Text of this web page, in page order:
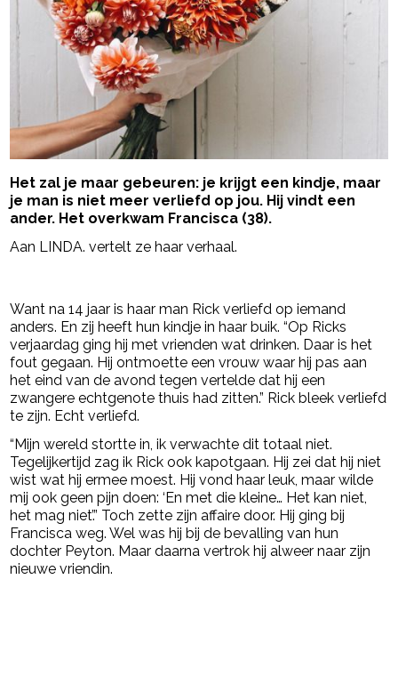
Het zal je maar gebeuren: je krijgt een kindje, maar
je man is niet meer verliefd op jou. Hij vindt een
ander. Het overkwam Francisca (38).
Aan LINDA. vertelt ze haar verhaal.
Want na 14 jaar is haar man Rick verliefd op iemand
anders. En zij heeft hun kindje in haar buik. “Op Ricks
verjaardag ging hij met vrienden wat drinken. Daar is het
fout gegaan. Hij ontmoette een vrouw waar hij pas aan
het eind van de avond tegen vertelde dat hij een
zwangere echtgenote thuis had zitten.” Rick bleek verliefd
te zijn. Echt verliefd.
“Mijn wereld stortte in, ik verwachte dit totaal niet.
Tegelijkertijd zag ik Rick ook kapotgaan. Hij zei dat hij niet
wist wat hij ermee moest. Hij vond haar leuk, maar wilde
mij ook geen pijn doen: ‘En met die kleine… Het kan niet,
het mag niet’.” Toch zette zijn affaire door. Hij ging bij
Francisca weg. Wel was hij bij de bevalling van hun
dochter Peyton. Maar daarna vertrok hij alweer naar zijn
nieuwe vriendin.